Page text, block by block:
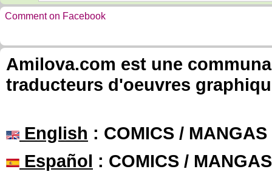
Comment on Facebook
Amilova.com est une
traducteurs d'oeuvres
English : COMICS /
Español : COMICS /